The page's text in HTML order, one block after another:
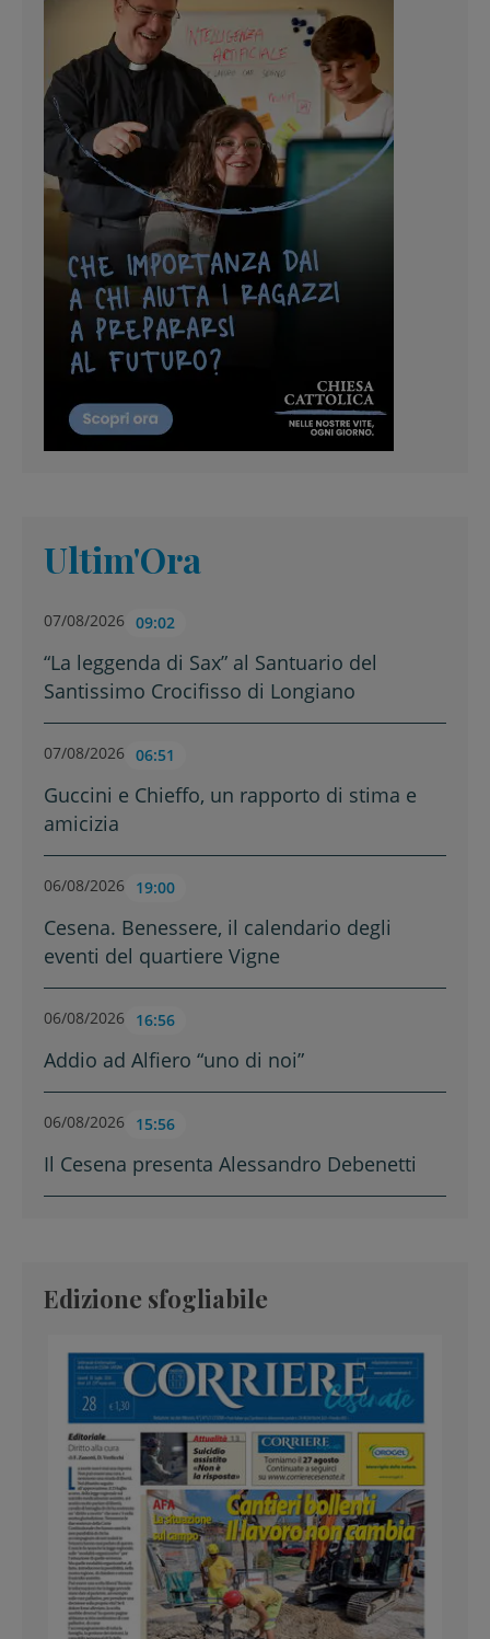
Ultim'Ora
07/08/2026 09:02
“La leggenda di Sax” al Santuario del
Santissimo Crocifisso di Longiano
07/08/2026 06:51
Guccini e Chieffo, un rapporto di stima e
amicizia
06/08/2026 19:00
Cesena. Benessere, il calendario degli
eventi del quartiere Vigne
06/08/2026 16:56
Addio ad Alfiero “uno di noi”
06/08/2026 15:56
Il Cesena presenta Alessandro Debenetti
Edizione sfogliabile